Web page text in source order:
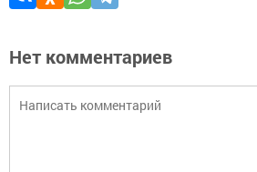
Нет комментариев